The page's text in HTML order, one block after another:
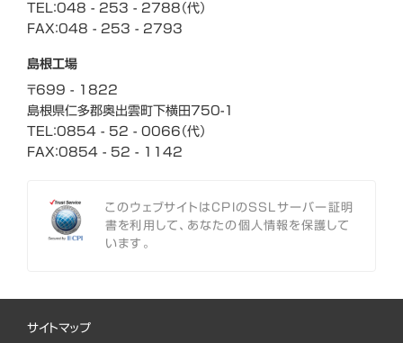
TEL：048 - 253 - 2788（代）
FAX：048 - 253 - 2793
島根工場
〒699 - 1822
島根県仁多郡奥出雲町下横田750-1
TEL：0854 - 52 - 0066（代）
FAX：0854 - 52 - 1142
このウェブサイトはCPIのSSLサーバー証明
書を利用して、あなたの個人情報を保護して
います。
サイトマップ